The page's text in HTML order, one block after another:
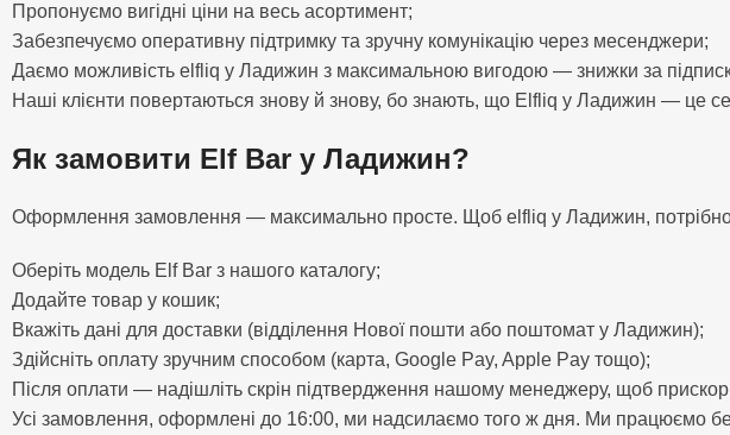
Пропонуємо вигідні ціни на весь асортимент;
Забезпечуємо оперативну підтримку та зручну комунікацію через месенджери;
Даємо можливість elfliq у Ладижин з максимальною вигодою — знижки за підписку,
Наші клієнти повертаються знову й знову, бо знають, що Elfliq у Ладижин — це
Як замовити Elf Bar у Ладижин?
Оформлення замовлення — максимально просте. Щоб elfliq у Ладижин, потрібно
Оберіть модель Elf Bar з нашого каталогу;
Додайте товар у кошик;
Вкажіть дані для доставки (відділення Нової пошти або поштомат у Ладижин);
Здійсніть оплату зручним способом (карта, Google Pay, Apple Pay тощо);
Після оплати — надішліть скрін підтвердження нашому менеджеру, щоб
Усі замовлення, оформлені до 16:00, ми надсилаємо того ж дня. Ми працюємо